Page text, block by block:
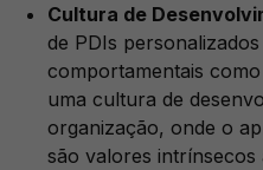
Cultura de
de PDIs
comportamentais
uma cultura de
organização, onde o
são valores intrínsecos